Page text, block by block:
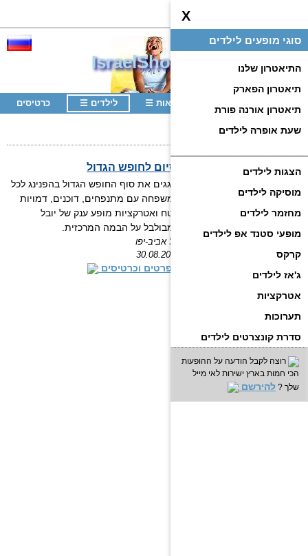
☰
IsraelShow.
תיאטראות ☰ לילדים ☰ כרטיסים
X
סוגי מופעים לילדים
התיאטרון שלנו
תיאטרון הפארק
תיאטרון אורנה פורת
שעת אופרה לילדים
הצגות לילדים
מוסיקה לילדים
מחזמר לילדים
מופעי סטנד אפ לילדים
קרקס
ג'אז לילדים
אטרקציות
תערוכות
סדרת קונצרטים לילדים
רוצה לקבל הודעה על ההופעות
הכי חמות בארץ ישירות לאי מייל
שלך ? להירשם
הצגות לילדים
הקרנבל של יובל - מסיבת סיום לחופש הגדול
חוגגים את סוף החופש הגדול בהפנינג לכל
המשפחה עם מתנפחים, דוכנים, דמויות
שטח ואטרקציות מופע ענק של יובל
המבולבל על הבמה המרכזית.
תל אביב-יפו
30.08.2026